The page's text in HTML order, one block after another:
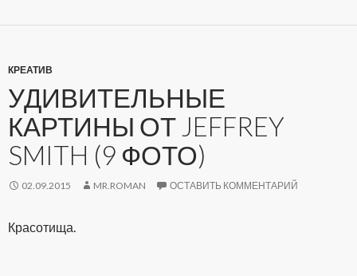
КРЕАТИВ
УДИВИТЕЛЬНЫЕ
КАРТИНЫ ОТ JEFFREY
SMITH (9 ФОТО)
02.09.2015 MR.ROMAN ОСТАВИТЬ КОММЕНТАРИЙ
Красотища.